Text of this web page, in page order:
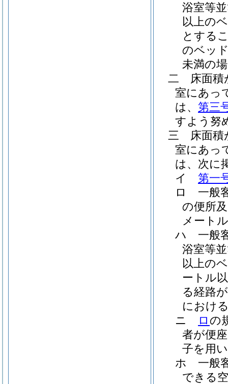
浴室等
以上の
とする
のベッ
未満の
二
床面
室にあっ
は、 第三
すよう努
三
床面
室にあっ
は、次に
イ
第一
ロ
一般
の便所
メート
ハ
一般
浴室等
以上の
ートル
る経路
におけ
ニ
ロ の
者が便
子を用
ホ
一般
できる